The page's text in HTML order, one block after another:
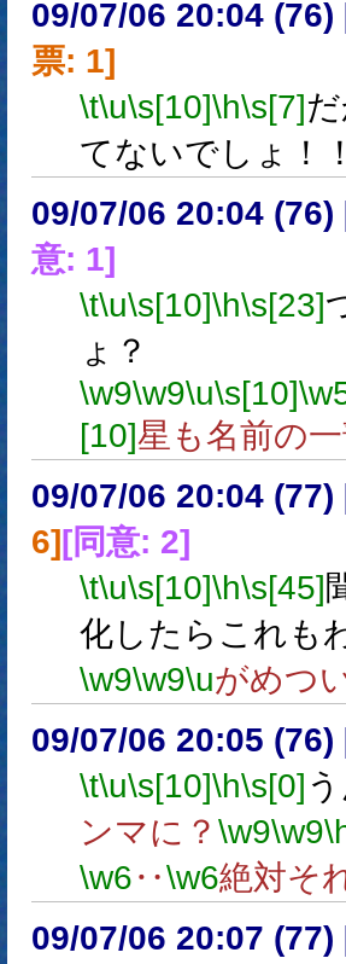
09/07/06 20:04 (76)
票: 1]
\t\u\s[10]\h\s[7]
てないでしょ！
09/07/06 20:04 (76)
意: 1]
\t\u\s[10]\h\s[23]
ょ？
\w9\w9\u\s[10]
[10]星も名前の
09/07/06 20:04 (77)
6][同意: 2]
\t\u\s[10]\h\s[45]
化したらこれも
\w9\w9\uがめつ
09/07/06 20:05 (76)
\t\u\s[10]\h\s[0]
ンマに？ \w9\w9
\w6‥\w6絶対そ
09/07/06 20:07 (77)